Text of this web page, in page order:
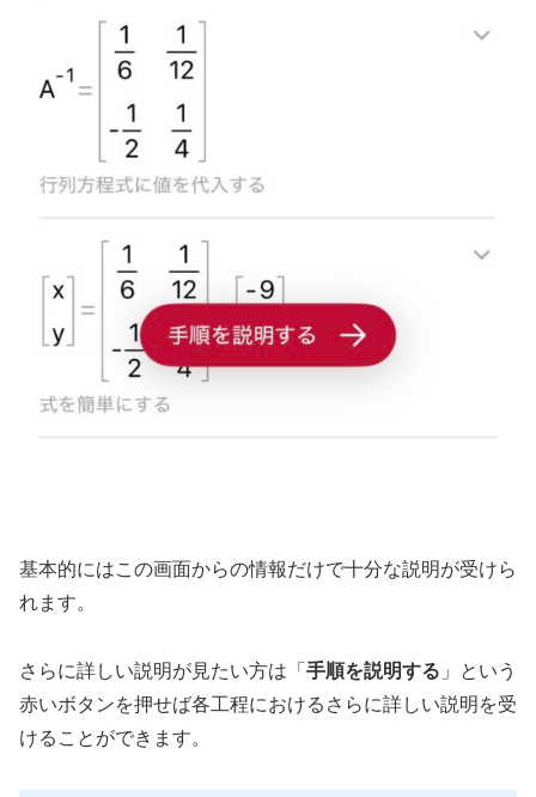
基本的にはこの画面からの情報だけで十分な説明が受けら
れます。
さらに詳しい説明が見たい方は「 手順を説明する 」という
赤いボタンを押せば各工程におけるさらに詳しい説明を受
けることができます。